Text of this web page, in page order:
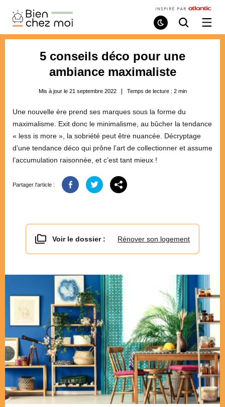
Bien
Chez
Moi
Mode
de
Recherche
/
5 conseils déco pour une
ambiance maximaliste
Mis à jour le 21 septembre 2022 Temps de lecture : 2 min
Une nouvelle ère prend ses marques sous la forme du
maximalisme. Exit donc le minimalisme, au bûcher la tendance
« less is more », la sobriété peut être nuancée. Décryptage
d’une tendance déco qui prône l’art de collectionner et assume
l’accumulation raisonnée, et c’est tant mieux !
Partager l'article :
Voir le dossier : Rénover son logement